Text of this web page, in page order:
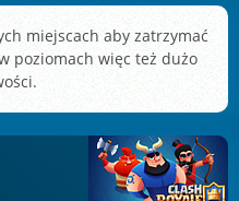
miejscach aby zatrzymać
poziomach więc też dużo